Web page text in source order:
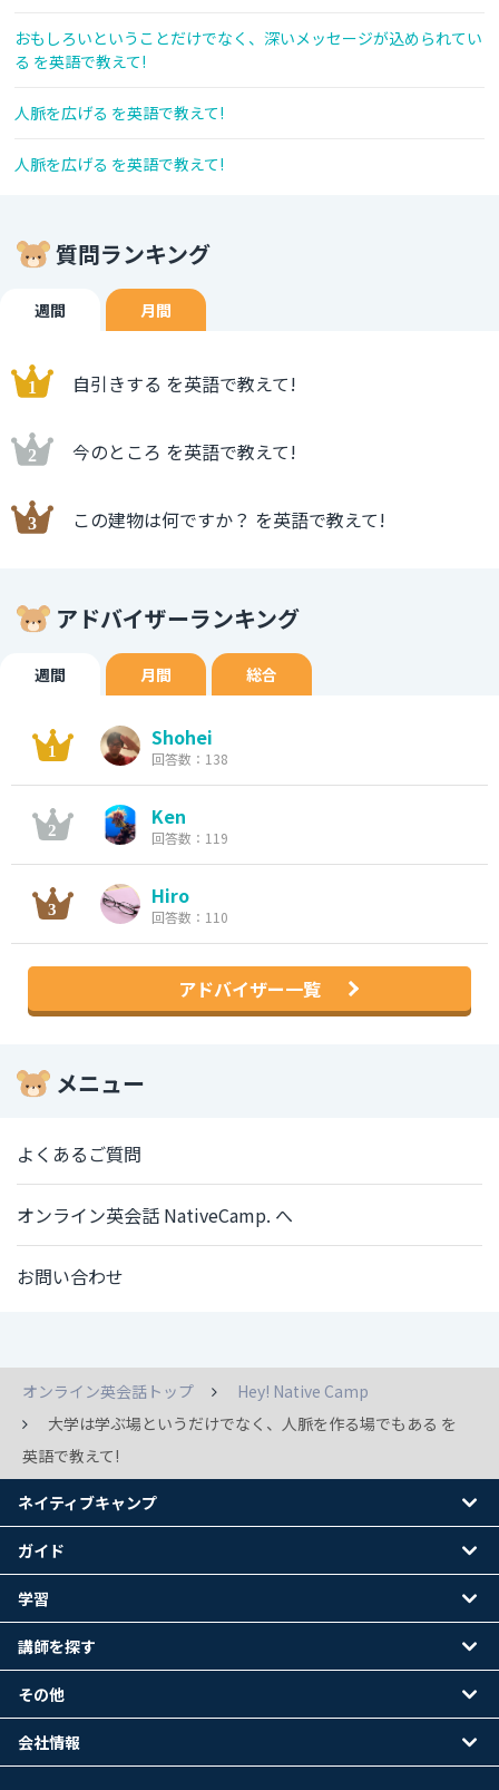
おもしろいということだけでなく、深いメッセージが込められてい
る を英語で教えて!
人脈を広げる を英語で教えて!
人脈を広げる を英語で教えて!
質問ランキング
週間 月間
自引きする を英語で教えて!
今のところ を英語で教えて!
この建物は何ですか？ を英語で教えて!
アドバイザーランキング
週間 月間 総合
Shohei
回答数：138
Ken
回答数：119
Hiro
回答数：110
アドバイザー一覧
メニュー
よくあるご質問
オンライン英会話 NativeCamp. へ
お問い合わせ
オンライン英会話トップ
Hey! Native Camp
大学は学ぶ場というだけでなく、人脈を作る場でもある を
英語で教えて!
ネイティブキャンプ
ガイド
学習
講師を探す
その他
会社情報